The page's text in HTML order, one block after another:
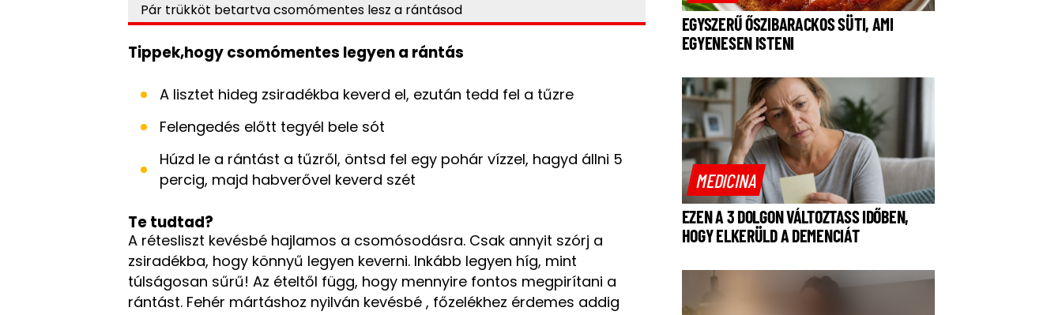
Pár trükköt betartva csomómentes lesz a rántásod
Tippek,hogy csomómentes legyen a rántás
A lisztet hideg zsiradékba keverd el, ezután tedd fel a tűzre
Felengedés előtt tegyél bele sót
Húzd le a rántást a tűzről, öntsd fel egy pohár vízzel, hagyd állni 5
percig, majd habverővel keverd szét
Te tudtad?
A rétesliszt kevésbé hajlamos a csomósodásra. Csak annyit szórj a
zsiradékba, hogy könnyű legyen keverni. Inkább legyen híg, mint
túlságosan sűrű! Az ételtől függ, hogy mennyire fontos megpirítani a
rántást. Fehér mártáshoz nyilván kevésbé , főzelékhez érdemes addig
EGYSZERŰ ŐSZIBARACKOS SÜTI, AMI
EGYENESEN ISTENI
MEDICINA
EZEN A 3 DOLGON VÁLTOZTASS IDŐBEN,
HOGY ELKERÜLD A DEMENCIÁT